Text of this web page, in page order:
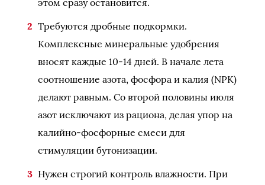
этом сразу остановится.
Требуются дробные подкормки.
Комплексные минеральные удобрения
вносят каждые 10-14 дней. В начале лета
соотношение азота, фосфора и калия (NPK)
делают равным. Со второй половины июля
азот исключают из рациона, делая упор на
калийно-фосфорные смеси для
стимуляции бутонизации.
Нужен строгий контроль влажности. При